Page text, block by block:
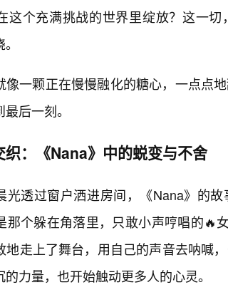
这个充满挑战的世界里绽放？这一
像一颗正在慢慢融化的糖心，一点点
后一刻。
织：《Nana》中的蜕变与不舍
光透过窗户洒进房间，《Nana》的
那个躲在角落里，只敢小声哼唱的🔥
地走上了舞台，用自己的声音去呐喊
力量，也开始触动更多人的心灵。